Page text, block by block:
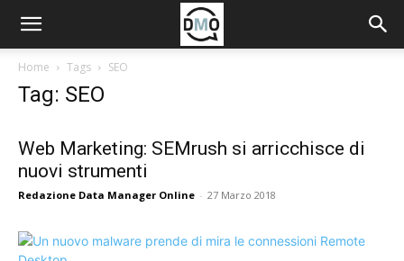
Home Tags SEO
Tag: SEO
Web Marketing: SEMrush si arricchisce di
nuovi strumenti
Redazione Data Manager Online - 27 Marzo 2018